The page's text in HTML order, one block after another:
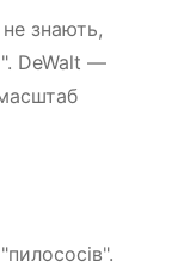
знають,
DeWalt —